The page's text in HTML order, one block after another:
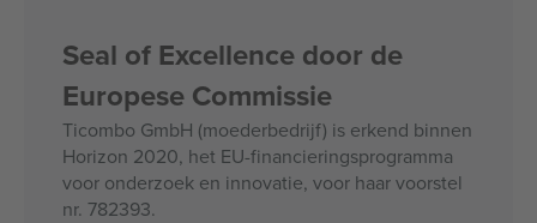
Seal of Excellence door de
Europese Commissie
Ticombo GmbH (moederbedrijf) is erkend binnen
Horizon 2020, het EU-financieringsprogramma
voor onderzoek en innovatie, voor haar voorstel
nr. 782393.